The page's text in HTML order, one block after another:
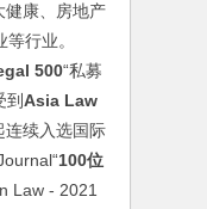
健康、房地产
行业。
500“私募
到Asia Law
连续入选国际
100位
Law - 2021